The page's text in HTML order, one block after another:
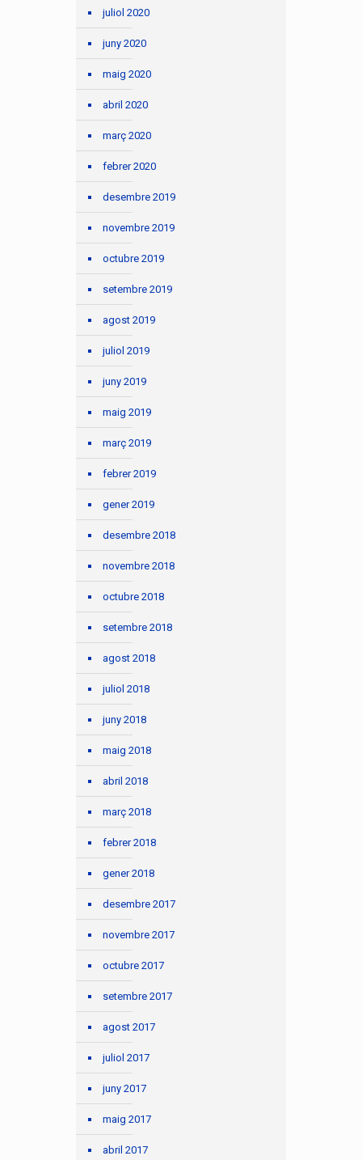
juliol 2020
juny 2020
maig 2020
abril 2020
març 2020
febrer 2020
desembre 2019
novembre 2019
octubre 2019
setembre 2019
agost 2019
juliol 2019
juny 2019
maig 2019
març 2019
febrer 2019
gener 2019
desembre 2018
novembre 2018
octubre 2018
setembre 2018
agost 2018
juliol 2018
juny 2018
maig 2018
abril 2018
març 2018
febrer 2018
gener 2018
desembre 2017
novembre 2017
octubre 2017
setembre 2017
agost 2017
juliol 2017
juny 2017
maig 2017
abril 2017